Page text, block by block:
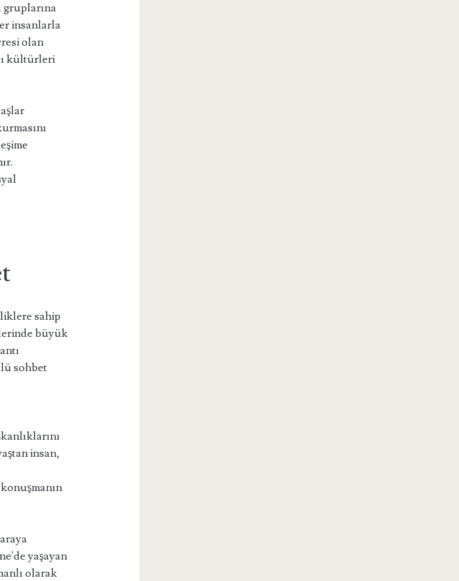
gruplarına
insanlarla
olan
kültürleri
sahip
büyük
sohbet
insan,
yaşayan
olarak